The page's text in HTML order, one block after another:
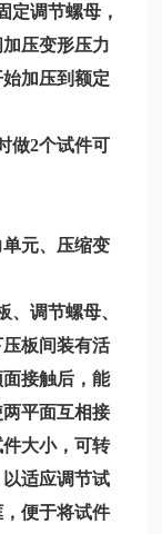
定调节螺母，
压变形压力
加压到额定
做2个试件可
元、压缩变
、调节螺母、
板间装有活
接触后，能
平面互相接
大小，可转
适应调节试
便于将试件